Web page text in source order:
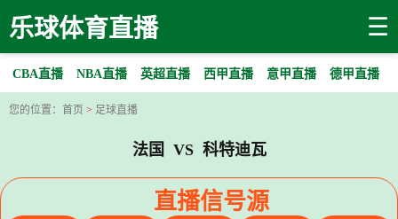
乐球体育直播 ☰
CBA直播 NBA直播 英超直播 西甲直播 意甲直播 德甲直播
您的位置： 首页 > 足球直播
法国 VS 科特迪瓦
直播信号源